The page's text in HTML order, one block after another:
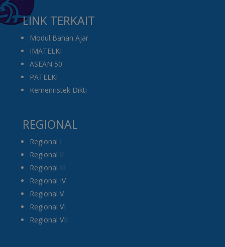
LINK TERKAIT
Modul Bahan Ajar
IMATELKI
ASEAN 50
PATELKI
Kemenristek Dikti
REGIONAL
Regional I
Regional II
Regional III
Regional IV
Regional V
Regional VI
Regional VII